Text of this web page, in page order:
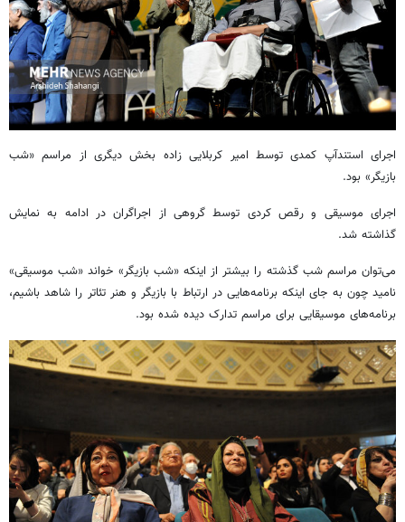
اجرای استندآپ کمدی توسط امیر کربلایی زاده بخش دیگری از مراسم «شب
بازیگر» بود.
اجرای موسیقی و رقص کردی توسط گروهی از اجراگران در ادامه به نمایش
گذاشته شد.
می‌توان مراسم شب گذشته را بیشتر از اینکه «شب بازیگر» خواند «شب موسیقی»
نامید چون به جای اینکه برنامه‌هایی در ارتباط با بازیگر و هنر تئاتر را شاهد باشیم،
برنامه‌های موسیقایی برای مراسم تدارک دیده شده بود.